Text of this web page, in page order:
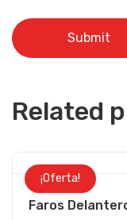
Related
¡Oferta!
Faros